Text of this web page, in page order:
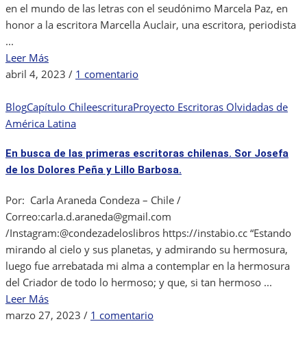
en el mundo de las letras con el seudónimo Marcela Paz, en
honor a la escritora Marcella Auclair, una escritora, periodista
...
Leer Más
abril 4, 2023 / 1 comentarioen
Paz:
de
Papelucho
BlogCapítulo ChileescrituraProyecto Escritoras Olvidadas de
América Latina
En busca de las primeras escritoras chilenas. Sor Josefa
de los Dolores Peña y Lillo Barbosa.
Por: Carla Araneda Condeza – Chile /
Correo:carla.d.araneda@gmail.com
/Instagram:@condezadeloslibros https://instabio.cc “Estando
mirando al cielo y sus planetas, y admirando su hermosura,
luego fue arrebatada mi alma a contemplar en la hermosura
del Criador de todo lo hermoso; y que, si tan hermoso ...
Leer Más
marzo 27, 2023 / 1 comentarioen